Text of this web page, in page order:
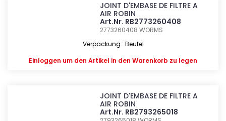
JOINT D'EMBASE DE FILTRE A
AIR ROBIN
Art.Nr. RB2773260408
2773260408WORMS
Verpackung : Beutel
Einloggen um den Artikel in den Warenkorb zu legen
JOINT D'EMBASE DE FILTRE A
AIR ROBIN
Art.Nr. RB2793265018